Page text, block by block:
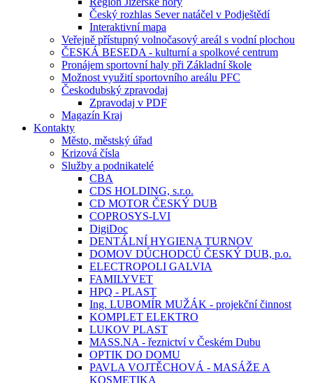
Český rozhlas Sever natáčel v Podještědí
Interaktivní mapa
Veřejně přístupný volnočasový areál s vodní plochou
ČESKÁ BESEDA - kulturní a spolkové centrum
Pronájem sportovní haly při Základní škole
Možnost využití sportovního areálu PFC
Českodubský zpravodaj
Zpravodaj v PDF
Magazín Kraj
Kontakty
Město, městský úřad
Krizová čísla
Služby a podnikatelé
CBA
CDS HOLDING, s.r.o.
CD MOTOR ČESKÝ DUB
COPROSYS-LVI
DigiDoc
DENTÁLNÍ HYGIENA TURNOV
DOMOV DŮCHODCŮ ČESKÝ DUB, p.o.
ELECTROPOLI GALVIA
FAMILYVET
HPQ - PLAST
Ing. LUBOMÍR MUŽÁK - projekční činnost
KOMPLET ELEKTRO
LUKOV PLAST
MASS.NA - řeznictví v Českém Dubu
OPTIK DO DOMU
PAVLA VOJTĚCHOVÁ - MASÁŽE A
KOSMETIKA